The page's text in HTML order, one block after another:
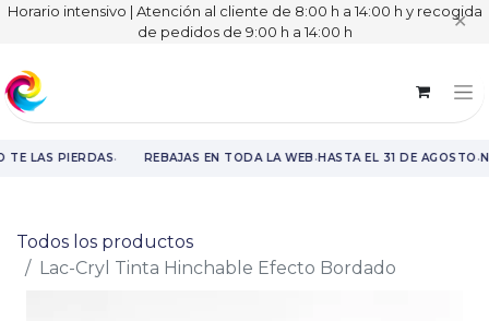
Horario intensivo | Atención al cliente de 8:00 h a 14:00 h y recogida
de pedidos de 9:00 h a 14:00 h
✕
LAS PIERDAS· REBAJAS EN TODA LA WEB·HASTA EL 31 DE AGOSTO·
Todos los productos
Lac-Cryl Tinta Hinchable Efecto Bordado